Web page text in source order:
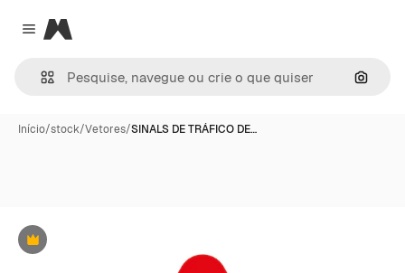
Close menu
Magnific
Início/stock/Vetores/SINALS DE TRÁFICO DE…
Premium